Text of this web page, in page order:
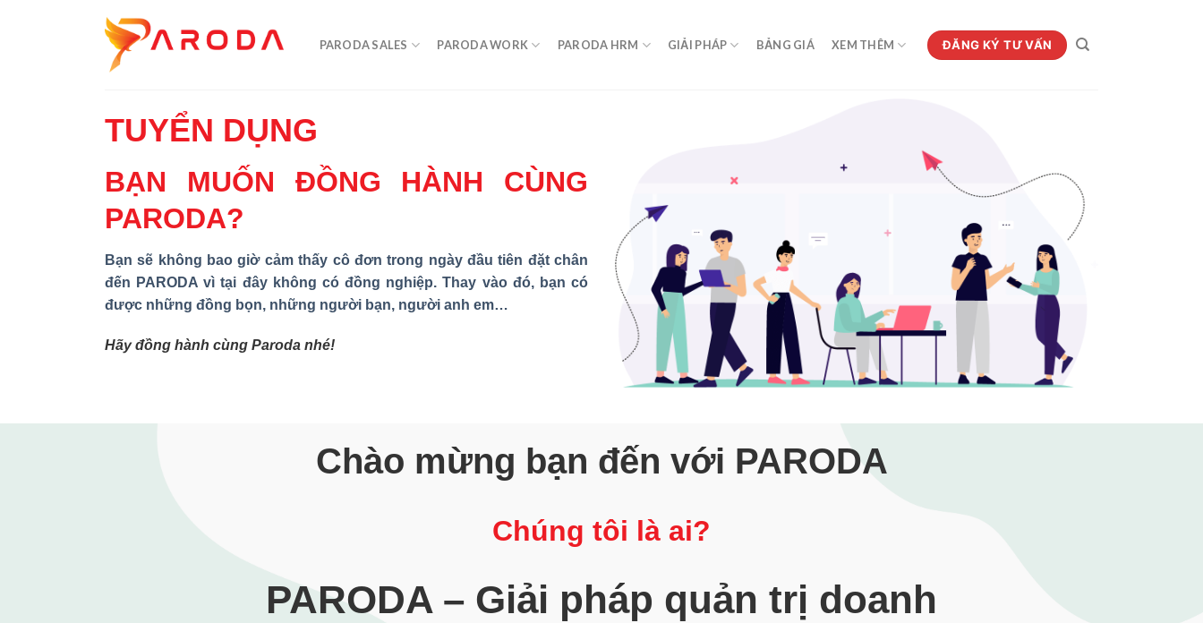
PARODA SALES PARODA WORK PARODA HRM GIẢI PHÁP BẢNG GIÁ XEM THÊM ĐĂNG KÝ TƯ VẤN
TUYỂN DỤNG
BẠN MUỐN ĐỒNG HÀNH CÙNG
PARODA?
Bạn sẽ không bao giờ cảm thấy cô đơn trong ngày đầu tiên đặt chân
đến PARODA vì tại đây không có đồng nghiệp. Thay vào đó, bạn có
được những đồng bọn, những người bạn, người anh em…
Hãy đồng hành cùng Paroda nhé!
Chào mừng bạn đến với PARODA
Chúng tôi là ai?
PARODA – Giải pháp quản trị doanh